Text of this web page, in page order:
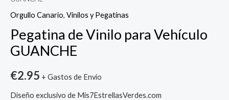
Orgullo Canario, Vinilos y Pegatinas
Pegatina de Vinilo para Vehículo
GUANCHE
€2.95 + Gastos de Envío
Diseño exclusivo de Mis7EstrellasVerdes.com
Vehículo
cantidad